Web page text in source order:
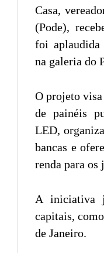
Casa,
(Pode),
foi aplaudida
na galeria do
O projeto
de painéis
LED,
bancas e
renda para os
A iniciativa
capitais,
de Janeiro.